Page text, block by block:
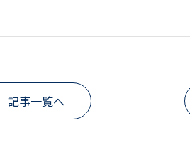
記事一覧へ